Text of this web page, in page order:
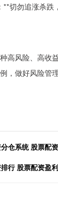
切勿追涨杀跌
高风险、高收
，做好风险管
仓系统 股票配
行 股票配资盈